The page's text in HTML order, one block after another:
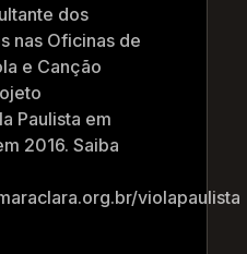
dos
nas Oficinas de
e Canção
Paulista em
2016. Saiba
violapaulista